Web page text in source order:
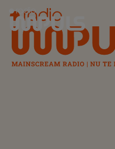
Radio Impuls